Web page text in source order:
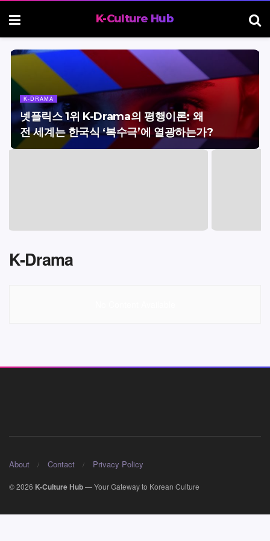
K-DRAMA
넷플릭스 1위 K-Drama의 평행이론: 왜
전 세계는 한국식 ‘복수극’에 열광하는가?
K-Drama
About Contact Privacy Policy
© 2026 K-Culture Hub— Your Gateway to Korean Culture